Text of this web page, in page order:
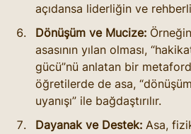
açıdansa liderliğin ve
Dönüşüm ve Mucize:
asasının yılan olması,
gücü”nü anlatan bir
öğretilerde de asa,
uyanışı” ile bağdaştırılır.
Dayanak ve Destek: Asa,